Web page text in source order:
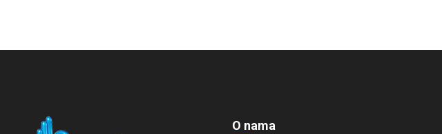
O nama